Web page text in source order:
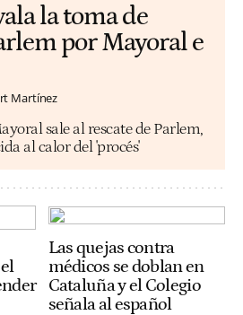
la toma de
por Mayoral e
Martínez
sale al rescate de Parlem,
al calor del 'procés'
Las quejas contra
médicos se doblan en
Cataluña y el Colegio
señala al español